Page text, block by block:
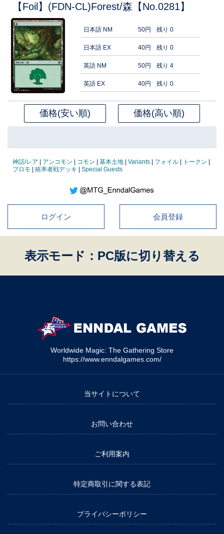
【Foil】(FDN-CL)Forest/森【No.0281】
日本語 NM 50円 残り 0
日本語 EX 40円 残り 0
英語 NM 50円 残り 4
英語 EX 40円 残り 0
価格(安い順) 価格(高い順)
神話/レア | アンコモン | コモン | 基本土地 | Variants | フォイル | トークン |
プロモ | 統率者戦デッキ | Special Guests
ログイン 会員登録
表示モード：PC版に切り替える
Worldwide Magic: The Gathering Store
https://www.enndalgames.com/
当サイトについて
お問い合わせ
ご利用案内
特定商取引に関する表記
プライバシーポリシー